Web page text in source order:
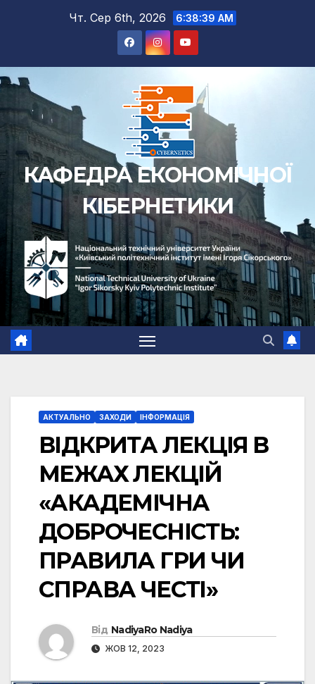
Чт. Сер 6th, 2026 6:38:40 AM
КАФЕДРА ЕКОНОМІЧНОЇ
КІБЕРНЕТИКИ
АКТУАЛЬНО ЗАХОДИ ІНФОРМАЦІЯ
ВІДКРИТА ЛЕКЦІЯ В
МЕЖАХ ЛЕКЦІЙ
«АКАДЕМІЧНА
ДОБРОЧЕСНІСТЬ:
ПРАВИЛА ГРИ ЧИ
СПРАВА ЧЕСТІ»
Від NadiyaRo Nadiya
ЖОВ 12, 2023